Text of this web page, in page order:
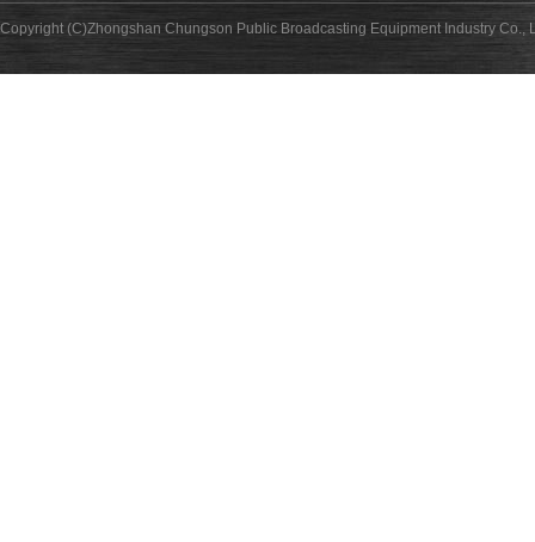
Copyright (C)Zhongshan Chungson Public Broadcasting Equipment Industry